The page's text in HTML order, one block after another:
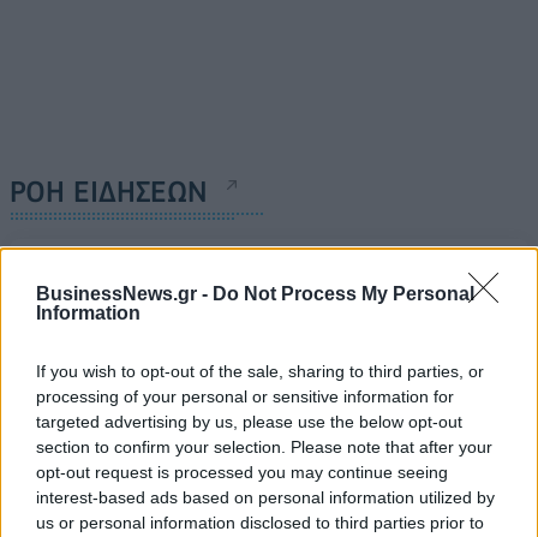
BusinessNews.gr - Do Not Process My Personal
Information
If you wish to opt-out of the sale, sharing to third parties, or
processing of your personal or sensitive information for
targeted advertising by us, please use the below opt-out
section to confirm your selection. Please note that after your
opt-out request is processed you may continue seeing
interest-based ads based on personal information utilized by
us or personal information disclosed to third parties prior to
ΡΟΗ ΕΙΔΗΣΕΩΝ
Κορυφώνεται η έξοδος του Αυγούστου – Πάνω από
56.000 επιβάτες αναχωρούν σήμερα από τα
λιμάνια της Αττικής
Δυτική Αττική: Η επόμενη ημέρα μετά τις πυρκαγιές
– Τα έργα Antinero και η «μάχη» πριν από τις
βροχές
08/08/2026 - 14:08 ΕΛΛΑΔΑ
Ειδικό Χωροταξικό για τον Τουρισμό: Οι νέοι